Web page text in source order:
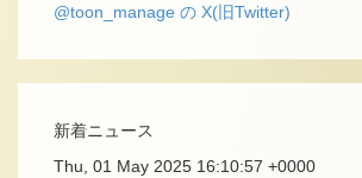
@toon_manage の X(旧Twitter)
新着ニュース
Thu, 01 May 2025 16:10:57 +0000